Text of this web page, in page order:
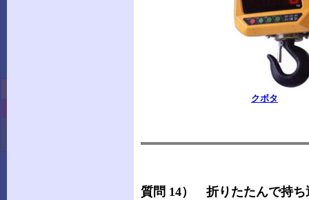
クボタ
質問 14） 折りたたんで持ち